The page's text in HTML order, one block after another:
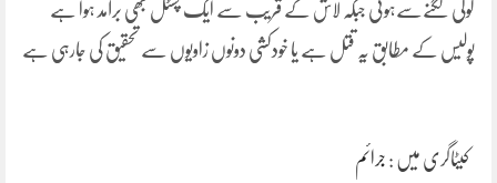
گولی لگنےسےہوئی جبکہ لاش کے قریب سے ایک پسٹل بھی برآمد ہوا ہے
پولیس کے مطابق یہ قتل ہے یا خودکشی دونوں زاویوں سے تحقیق کی جارہی ہے
کیٹاگری میں : جرائم